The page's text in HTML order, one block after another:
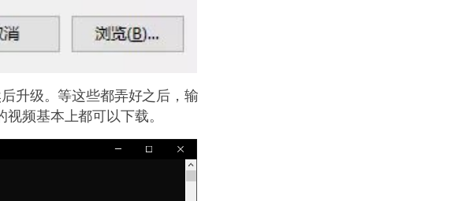
升级。等这些都弄好之后，输
频基本上都可以下载。